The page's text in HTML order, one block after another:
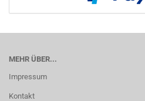
MEHR ÜBER...
Impressum
Kontakt